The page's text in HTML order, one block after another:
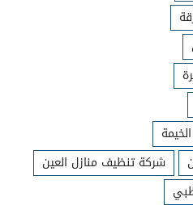
شركة تنظيف منازل العين